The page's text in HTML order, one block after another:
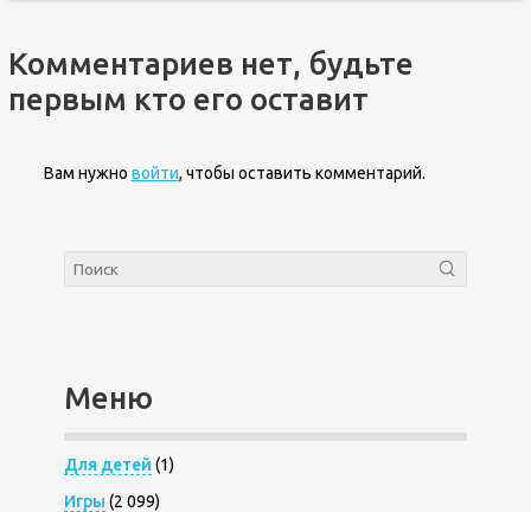
Комментариев нет, будьте
первым кто его оставит
Вам нужно войти, чтобы оставить комментарий.
Меню
Для детей (1)
Игры (2 099)